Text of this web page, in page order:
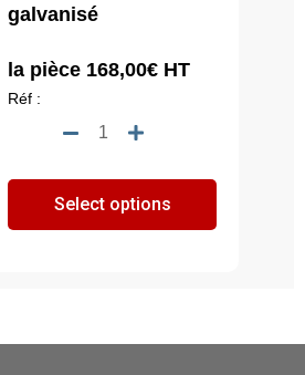
galvanisé
la pièce 168,00€ HT
Réf :
quantité
Costière
à
Select options